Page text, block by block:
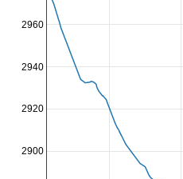
2900
2920
2940
2960